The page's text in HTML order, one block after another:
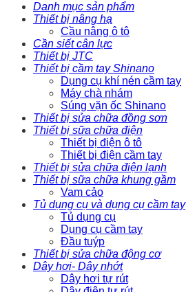
Danh mục sản phẩm
Thiết bị nâng hạ
Cầu nâng ô tô
Cần siết cân lực
Thiết bị JTC
Thiết bị cầm tay Shinano
Dụng cụ khí nén cầm tay
Máy chà nhám
Súng vặn ốc Shinano
Thiết bị sửa chữa đồng sơn
Thiết bị sữa chữa điện
Thiết bị điện ô tô
Thiết bị điện cầm tay
Thiết bị sửa chữa điện lạnh
Thiết bị sữa chữa khung gầm
Vam cảo
Tủ dụng cụ và dụng cụ cầm tay
Tủ dụng cụ
Dụng cụ cầm tay
Đầu tuýp
Thiết bị sửa chữa động cơ
Dây hơi- Dây nhớt
Dây hơi tự rút